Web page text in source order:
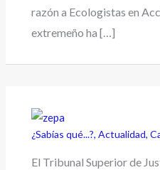
razón a Ecologistas en
extremeño ha […]
¿Sabías qué...?,Actualidad,
El Tribunal Superior de